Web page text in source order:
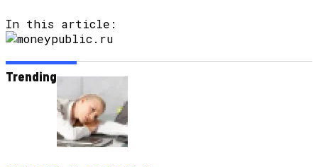
In this article:
Trending